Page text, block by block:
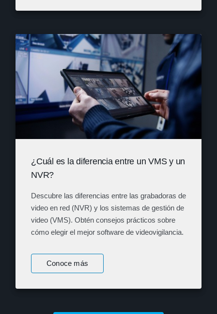
¿Cuál es la diferencia entre un VMS y un
NVR?
Descubre las diferencias entre las grabadoras de
video en red (NVR) y los sistemas de gestión de
video (VMS). Obtén consejos prácticos sobre
cómo elegir el mejor software de videovigilancia.
Conoce más